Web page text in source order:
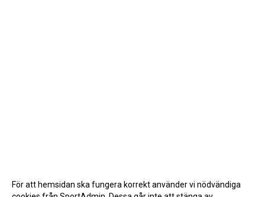
För att hemsidan ska fungera korrekt använder vi nödvändiga